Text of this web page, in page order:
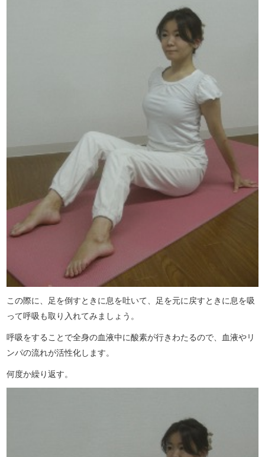
この際に、足を倒すときに息を吐いて、足を元に戻すときに息を吸
って呼吸も取り入れてみましょう。
呼吸をすることで全身の血液中に酸素が行きわたるので、血液やリ
ンパの流れが活性化します。
何度か繰り返す。